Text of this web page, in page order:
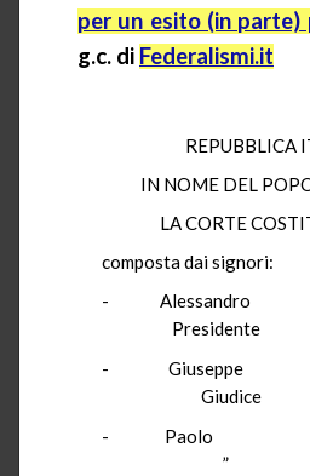
per un esito (in parte)
g.c. di Federalismi.it
REPUBBLICA
IN NOME DEL
LA CORTE
composta dai signori:
-
Alessandro
Presidente
-
Giuseppe
Giudice
-
Paolo
”